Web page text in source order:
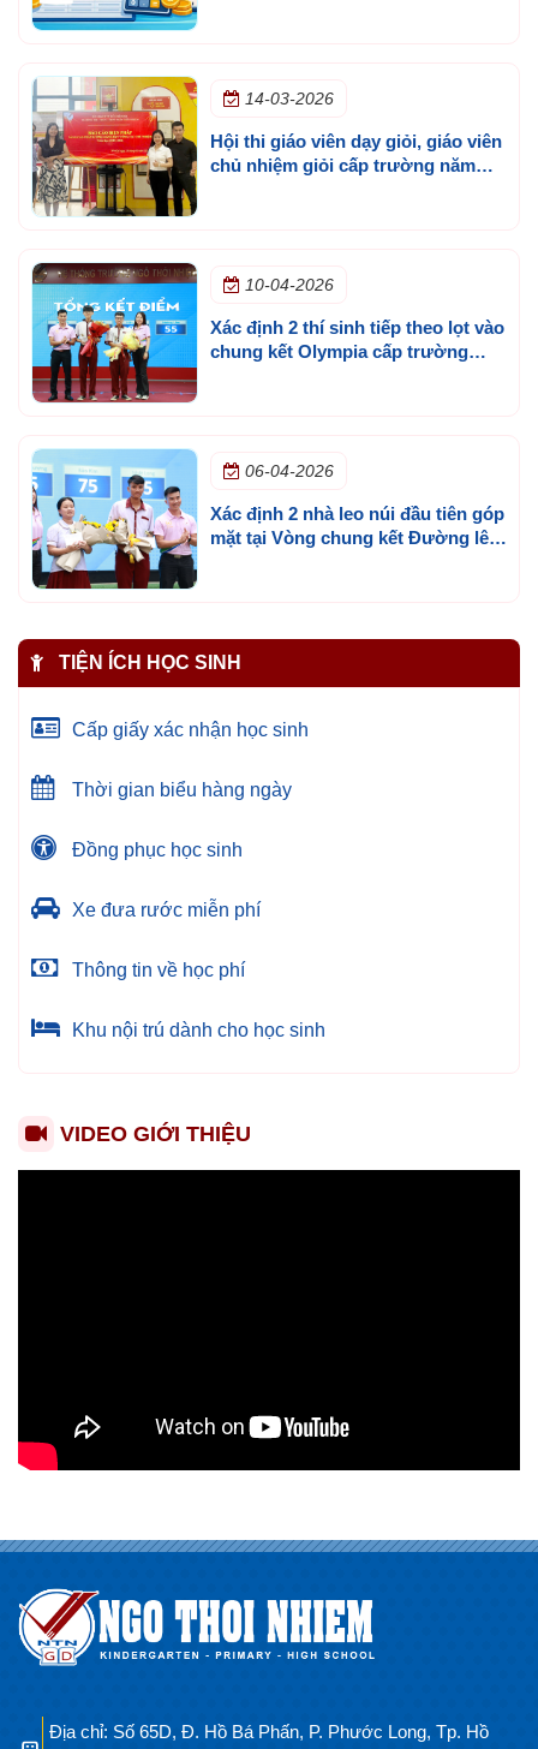
14-03-2026
Hội thi giáo viên dạy giỏi, giáo viên
chủ nhiệm giỏi cấp trường năm
10-04-2026
Xác định 2 thí sinh tiếp theo lọt vào
chung kết Olympia cấp trường
06-04-2026
Xác định 2 nhà leo núi đầu tiên góp
mặt tại Vòng chung kết Đường lên
TIỆN ÍCH HỌC SINH
Cấp giấy xác nhận học sinh
Thời gian biểu hàng ngày
Đồng phục học sinh
Xe đưa rước miễn phí
Thông tin về học phí
Khu nội trú dành cho học sinh
VIDEO GIỚI THIỆU
Địa chỉ: Số 65D, Đ. Hồ Bá Phấn, P. Phước Long, Tp. Hồ